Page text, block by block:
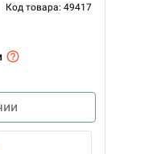
Код товара: 49417